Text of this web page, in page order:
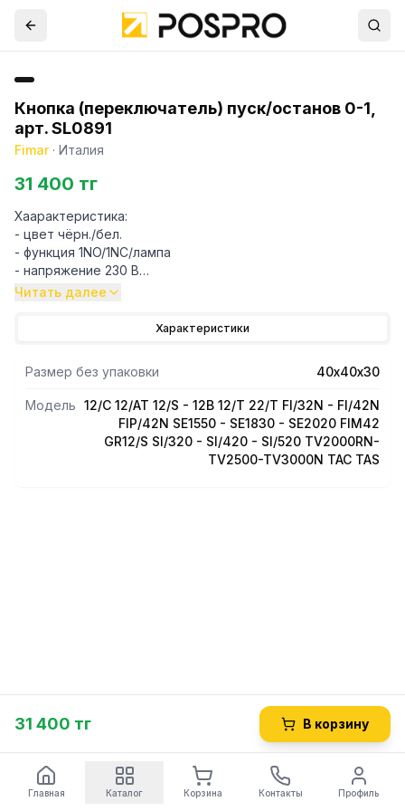
Кнопка (переключатель) пуск/останов 0-1,
арт. SL0891
Fimar· Италия
31 400 тг
Хаарактеристика:
- цвет чёрн./бел.
- функция 1NO/1NC/лампа
- напряжение 230 В
- присоединение винтовое соединение
- переключающая мощность 6 А
- с подсветкой с подсветкой
- с защитной крышкой -
- температура окружающей среды макс. 70 °C
Подходит для моделей:
12/C, 12/AT, 12/S - 12B, 12/T, 22/T, FI/32N - FI/42N
Читать далее
Характеристики
Размер без упаковки 40х40х30
Модель 12/C 12/AT 12/S - 12B 12/T 22/T FI/32N - FI/42N
FIP/42N SE1550 - SE1830 - SE2020 FIM42
GR12/S SI/320 - SI/420 - SI/520 TV2000RN-
TV2500-TV3000N TAC TAS
31 400 тг В корзину
Главная Каталог Корзина Контакты Профиль